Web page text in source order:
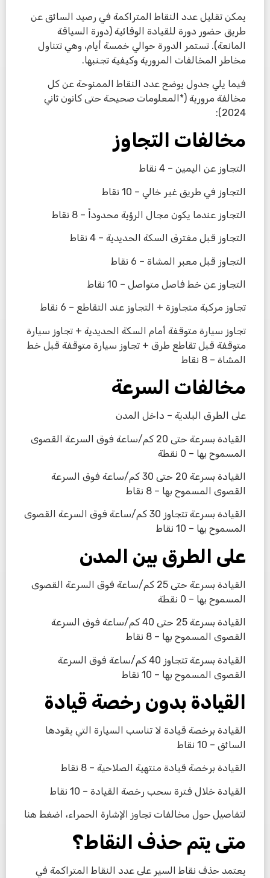
يمكن تقليل عدد النقاط المتراكمة في رصيد السائق عن
طريق حضور دورة للقيادة الوقائية (دورة السياقة
المانعة). تستمر الدورة حوالي خمسة أيام، وهي تتناول
مخاطر المخالفات المرورية وكيفية تجنبها.
فيما يلي جدول يوضح عدد النقاط الممنوحة عن كل
مخالفة مرورية (*المعلومات صحيحة حتى كانون ثاني
2024):
مخالفات التجاوز
التجاوز عن اليمين – 4 نقاط
التجاوز في طريق غير خالي – 10 نقاط
التجاوز عندما يكون مجال الرؤية محدوداً – 8 نقاط
التجاوز قبل مفترق السكة الحديدية – 4 نقاط
التجاوز قبل معبر المشاة – 6 نقاط
التجاوز عن خط فاصل متواصل – 10 نقاط
تجاوز مركبة متجاوزة + التجاوز عند التقاطع – 6 نقاط
تجاوز سيارة متوقفة أمام السكة الحديدية + تجاوز سيارة
متوقفة قبل تقاطع طرق + تجاوز سيارة متوقفة قبل خط
المشاة – 8 نقاط
مخالفات السرعة
على الطرق البلدية – داخل المدن
القيادة بسرعة حتى 20 كم/ساعة فوق السرعة القصوى
المسموح بها – 0 نقطة
القيادة بسرعة 20 حتى 30 كم/ساعة فوق السرعة
القصوى المسموح بها – 8 نقاط
القيادة بسرعة تتجاوز 30 كم/ساعة فوق السرعة القصوى
المسموح بها – 10 نقاط
على الطرق بين المدن
القيادة بسرعة حتى 25 كم/ساعة فوق السرعة القصوى
المسموح بها – 0 نقطة
القيادة بسرعة 25 حتى 40 كم/ساعة فوق السرعة
القصوى المسموح بها – 8 نقاط
القيادة بسرعة تتجاوز 40 كم/ساعة فوق السرعة
القصوى المسموح بها – 10 نقاط
القيادة بدون رخصة قيادة
القيادة برخصة قيادة لا تناسب السيارة التي يقودها
السائق – 10 نقاط
القيادة برخصة قيادة منتهية الصلاحية – 8 نقاط
القيادة خلال فترة سحب رخصة القيادة – 10 نقاط
لتفاصيل حول مخالفات تجاوز الإشارة الحمراء، اضغط هنا
متى يتم حذف النقاط؟
يعتمد حذف نقاط السير على عدد النقاط المتراكمة في